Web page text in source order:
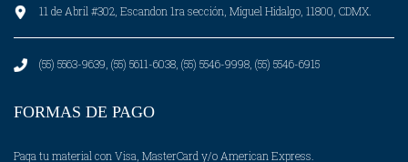
11 de Abril #302, Escandon 1ra sección, Miguel Hidalgo, 11800, CDMX.
(55) 5563-9639, (55) 5611-6038, (55) 5546-9998, (55) 5546-6915
FORMAS DE PAGO
Paga tu material con Visa, MasterCard y/o American Express.